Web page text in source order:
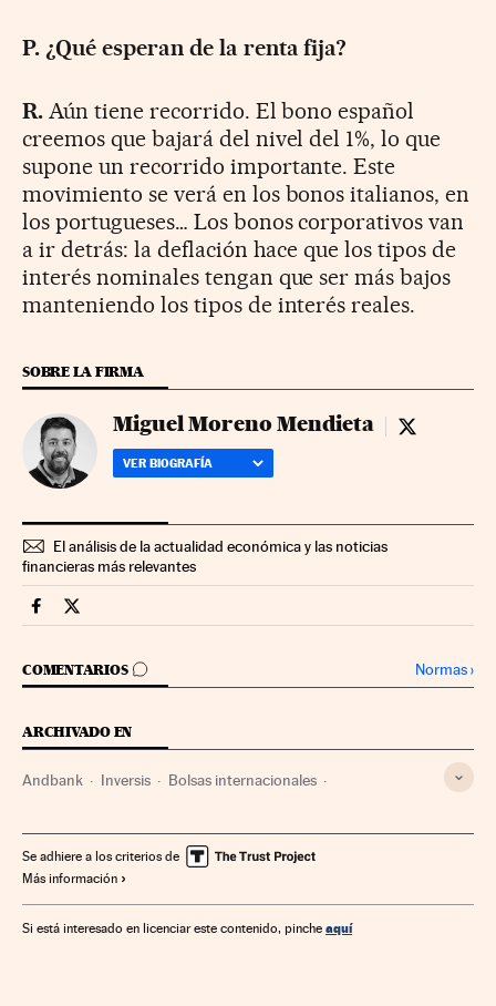
P. ¿Qué esperan de la renta fija?
R.Aún tiene recorrido. El bono español
creemos que bajará del nivel del 1%, lo que
supone un recorrido importante. Este
movimiento se verá en los bonos italianos, en
los portugueses… Los bonos corporativos van
a ir detrás: la deflación hace que los tipos de
interés nominales tengan que ser más bajos
manteniendo los tipos de interés reales.
SOBRE LA FIRMA
Miguel Moreno Mendieta Miguel
VER BIOGRAFÍA
El análisis de la actualidad económica y las noticias
financieras más relevantes
Mercados Financieros Cinco Días en Facebook
Mercados Financieros Cinco Días en Twitter
COMENTARIOS
IR A LOS COMENTARIOS Normas›
ARCHIVADO EN
Andbank Inversis Bolsas internacionales
Mercados financieros Unión Europea Bancos
Economía Relaciones exteriores Banca Finanzas
Se adhiere a los criterios de
Más información
Si está interesado en licenciar este contenido, pinche aquí